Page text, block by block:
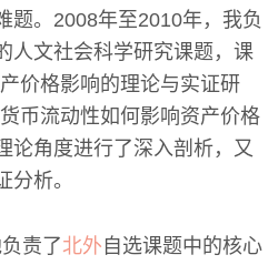
题。2008年至2010年，我负
人文社会科学研究课题，课
价格影响的理论与实证研
币流动性如何影响资产价格
论角度进行了深入剖析，又
析。
责了北外 自选课题中的核心